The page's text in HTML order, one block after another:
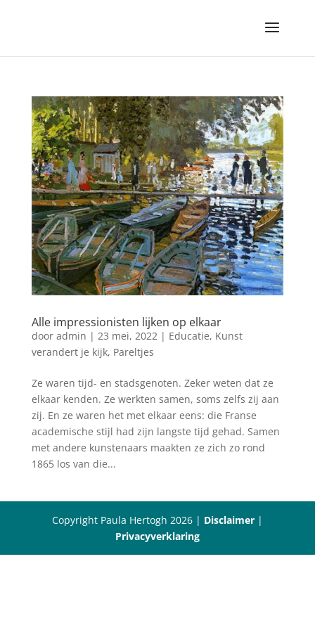
Alle impressionisten lijken op elkaar
door admin | 23 mei, 2022| Educatie, Kunst
verandert je kijk, Pareltjes
Ze waren tijd- en stadsgenoten. Zeker weten dat ze
elkaar kenden. Ze werkten samen, soms zelfs zij aan
zij. En ze waren het met elkaar eens: die Franse
academische stijl had zijn langste tijd gehad. Samen
met andere kunstenaars maakten ze zich zo rond
1865 los van die...
Copyright Paula Hertogh 2026 | Disclaimer|
Privacyverklaring